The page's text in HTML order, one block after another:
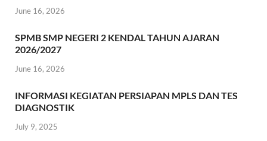
June 16, 2026
SPMB SMP NEGERI 2 KENDAL TAHUN AJARAN
2026/2027
June 16, 2026
INFORMASI KEGIATAN PERSIAPAN MPLS DAN TES
DIAGNOSTIK
July 9, 2025